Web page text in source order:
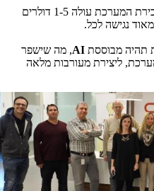
המודל העסקי הוא B2B עם SaaS. שכירת המערכת עולה 1-5 דולרים
נגישה לכל.
תהיה מבוססת AI, מה שישפר
ליצירת מעורבות מלאה